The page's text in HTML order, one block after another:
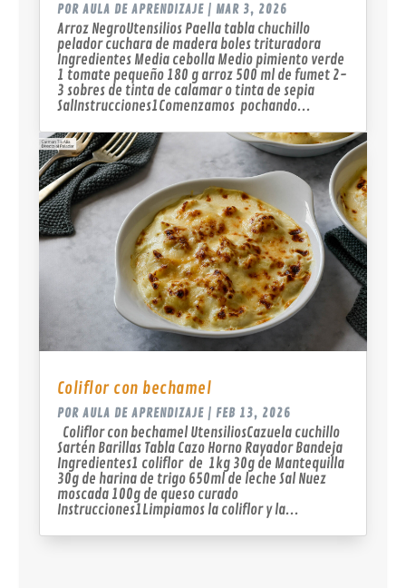
POR AULA DE APRENDIZAJE| MAR 3, 2026
Arroz NegroUtensilios Paella tabla chuchillo
pelador cuchara de madera boles trituradora
Ingredientes Media cebolla Medio pimiento verde
1 tomate pequeño 180 g arroz 500 ml de fumet 2-
3 sobres de tinta de calamar o tinta de sepia
SalInstrucciones1Comenzamos pochando...
Coliflor con bechamel
POR AULA DE APRENDIZAJE| FEB 13, 2026
Coliflor con bechamel UtensiliosCazuela cuchillo
Sartén Barillas Tabla Cazo Horno Rayador Bandeja
Ingredientes1 coliflor de 1kg 30g de Mantequilla
30g de harina de trigo 650ml de leche Sal Nuez
moscada 100g de queso curado
Instrucciones1Limpiamos la coliflor y la...